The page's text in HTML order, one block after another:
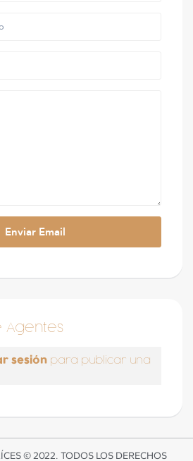
Agentes
sesión para publicar una
© 2022. TODOS LOS DERECHOS